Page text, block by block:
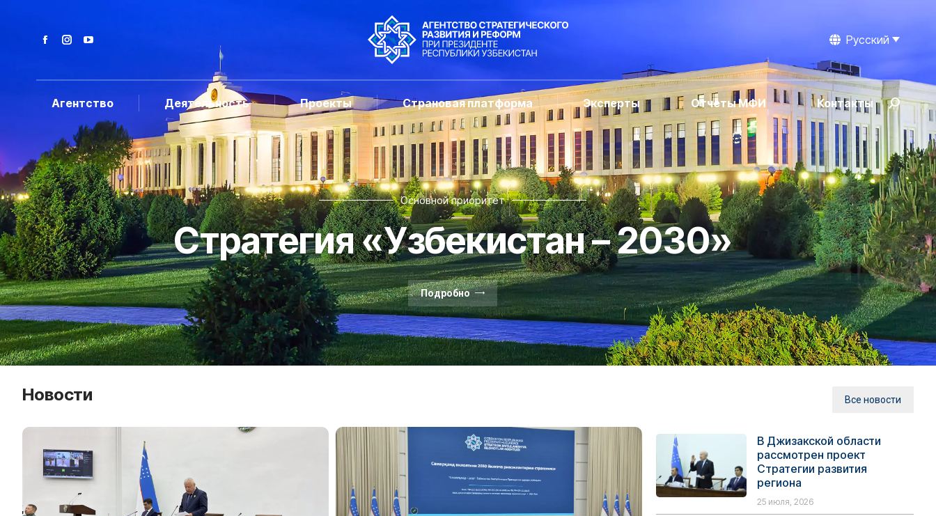
Русский
Агентство Деятельность Проекты Страновая платформа Эксперты Отчеты МФИ Контакты
Основной приоритет
Стратегия «Узбекистан – 2030»
Подробно
Новости Все новости
В Джизакской области
рассмотрен проект
Стратегии развития
региона
25 июля, 2026